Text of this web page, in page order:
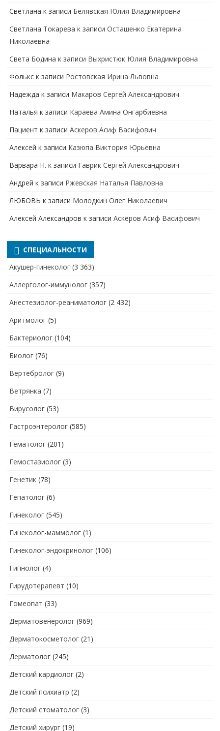
Светлана к записи Белявская Юлия Владимировна
Cветлана Токарева к записи Осташенко Екатерина
Николаевна
Света Бодина к записи Выхристюк Юлия Владимировна
Фолькс к записи Ростовская Ирина Львовна
Надежда к записи Макаров Сергей Александрович
Наталья к записи Караева Амина Онгарбиевна
Пациент к записи Аскеров Асиф Васифович
Алексей к записи Казюпа Виктория Юрьевна
Варвара Н. к записи Гаврик Сергей Александрович
Андрей к записи Ржевская Наталья Павловна
ЛЮБОВЬ к записи Молодкин Олег Николаевич
Алексей Александров к записи Аскеров Асиф Васифович
СПЕЦИАЛЬНОСТИ
Акушер-гинеколог (3 363)
Аллерголог-иммунолог (357)
Анестезиолог-реаниматолог (2 432)
Аритмолог (5)
Бактериолог (104)
Биолог (76)
Вертебролог (9)
Ветрянка (7)
Вирусолог (53)
Гастроэнтеролог (585)
Гематолог (201)
Гемостазиолог (3)
Генетик (78)
Гепатолог (6)
Гинеколог (545)
Гинеколог-маммолог (1)
Гинеколог-эндокринолог (106)
Гипнолог (4)
Гирудотерапевт (10)
Гомеопат (33)
Дерматовенеролог (969)
Дерматокосметолог (21)
Дерматолог (245)
Детский кардиолог (2)
Детский психиатр (2)
Детский стоматолог (3)
Детский хирург (19)